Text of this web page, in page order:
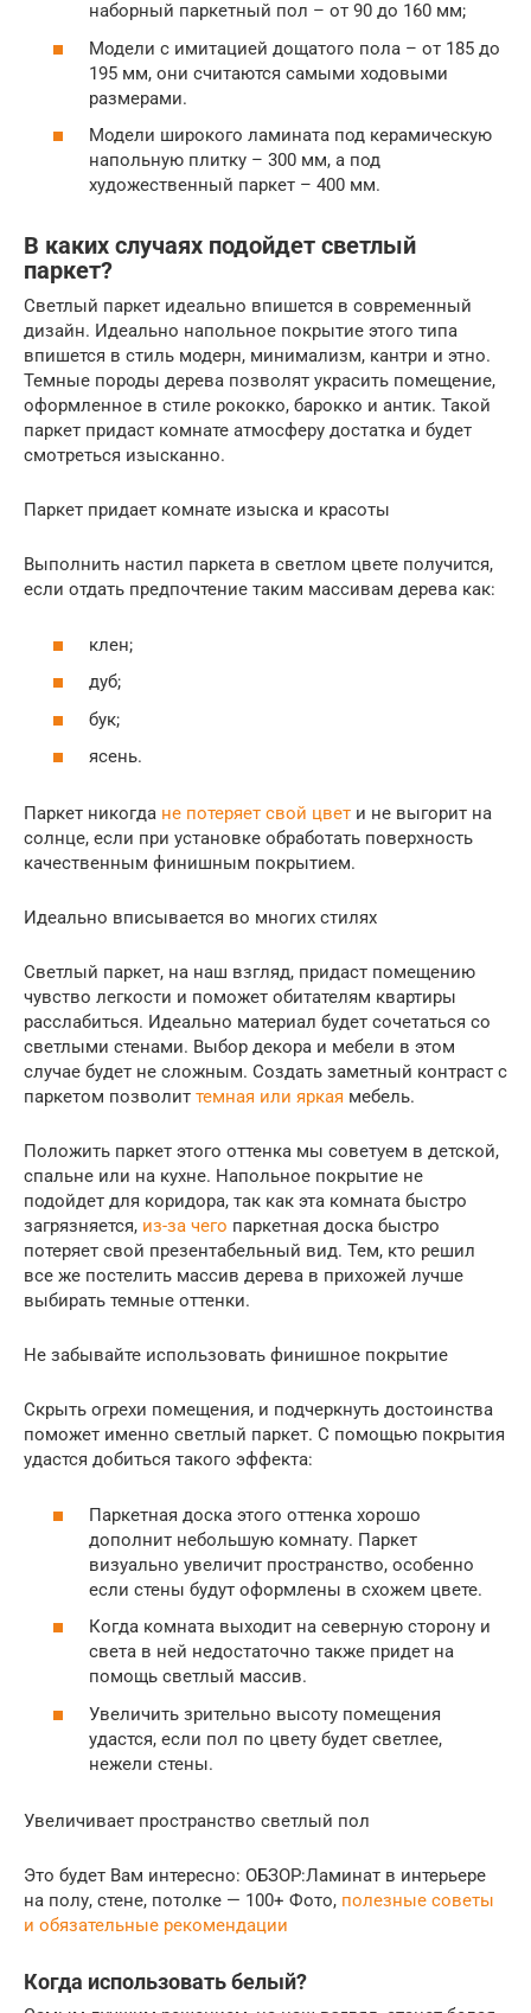
наборный паркетный пол – от 90 до 160 мм;
Модели с имитацией дощатого пола – от 185 до
195 мм, они считаются самыми ходовыми
размерами.
Модели широкого ламината под керамическую
напольную плитку – 300 мм, а под
художественный паркет – 400 мм.
В каких случаях подойдет светлый
паркет?
Светлый паркет идеально впишется в современный
дизайн. Идеально напольное покрытие этого типа
впишется в стиль модерн, минимализм, кантри и этно.
Темные породы дерева позволят украсить помещение,
оформленное в стиле рококко, барокко и антик. Такой
паркет придаст комнате атмосферу достатка и будет
смотреться изысканно.
Паркет придает комнате изыска и красоты
Выполнить настил паркета в светлом цвете получится,
если отдать предпочтение таким массивам дерева как:
клен;
дуб;
бук;
ясень.
Паркет никогда не потеряет свой цвет и не выгорит на
солнце, если при установке обработать поверхность
качественным финишным покрытием.
Идеально вписывается во многих стилях
Светлый паркет, на наш взгляд, придаст помещению
чувство легкости и поможет обитателям квартиры
расслабиться. Идеально материал будет сочетаться со
светлыми стенами. Выбор декора и мебели в этом
случае будет не сложным. Создать заметный контраст с
паркетом позволит темная или яркая мебель.
Положить паркет этого оттенка мы советуем в детской,
спальне или на кухне. Напольное покрытие не
подойдет для коридора, так как эта комната быстро
загрязняется, из-за чего паркетная доска быстро
потеряет свой презентабельный вид. Тем, кто решил
все же постелить массив дерева в прихожей лучше
выбирать темные оттенки.
Не забывайте использовать финишное покрытие
Скрыть огрехи помещения, и подчеркнуть достоинства
поможет именно светлый паркет. С помощью покрытия
удастся добиться такого эффекта:
Паркетная доска этого оттенка хорошо
дополнит небольшую комнату. Паркет
визуально увеличит пространство, особенно
если стены будут оформлены в схожем цвете.
Когда комната выходит на северную сторону и
света в ней недостаточно также придет на
помощь светлый массив.
Увеличить зрительно высоту помещения
удастся, если пол по цвету будет светлее,
нежели стены.
Увеличивает пространство светлый пол
Это будет Вам интересно: ОБЗОР:Ламинат в интерьере
на полу, стене, потолке — 100+ Фото, полезные советы
и обязательные рекомендации
Когда использовать белый?